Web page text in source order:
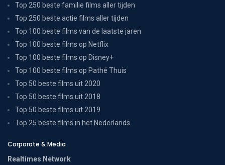
Top 250 beste familie films aller tijden
Top 250 beste actie films aller tijden
Top 100 beste films van de laatste jaren
Top 100 beste films op Netflix
Top 100 beste films op Disney+
Top 100 beste films op Pathé Thuis
Top 50 beste films uit 2020
Top 50 beste films uit 2018
Top 50 beste films uit 2019
Top 25 beste films in het Nederlands
Corporate & Media
Realtimes Network